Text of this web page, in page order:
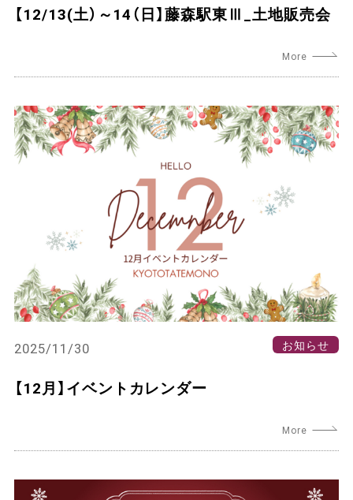
【12/13(土）～14（日】藤森駅東Ⅲ_土地販売会
2025/11/30 お知らせ
【12月】イベントカレンダー